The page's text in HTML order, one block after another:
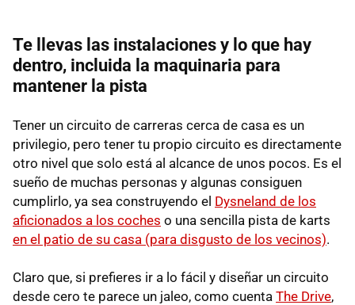
Te llevas las instalaciones y lo que hay
dentro, incluida la maquinaria para
mantener la pista
Tener un circuito de carreras cerca de casa es un
privilegio, pero tener tu propio circuito es directamente
otro nivel que solo está al alcance de unos pocos. Es el
sueño de muchas personas y algunas consiguen
cumplirlo, ya sea construyendo el Dysneland de los
aficionados a los coches o una sencilla pista de karts
en el patio de su casa (para disgusto de los vecinos).
Claro que, si prefieres ir a lo fácil y diseñar un circuito
desde cero te parece un jaleo, como cuenta The Drive,